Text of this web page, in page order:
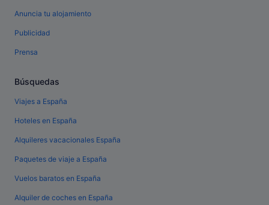
Anuncia tu alojamiento
Publicidad
Prensa
Búsquedas
Viajes a España
Hoteles en España
Alquileres vacacionales España
Paquetes de viaje a España
Vuelos baratos en España
Alquiler de coches en España